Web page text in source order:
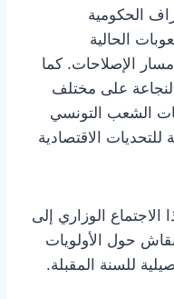
الحكومية
الحالية
الإصلاحات. كما
على مختلف
الشعب التونسي
الاقتصادية
الوزاري إلى
حول الأولويات
للسنة المقبلة.